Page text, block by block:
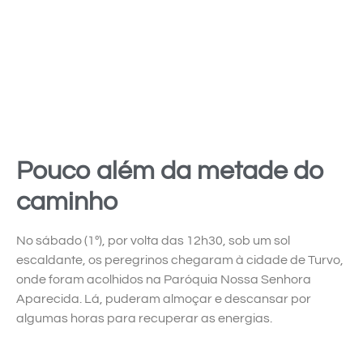
Pouco além da metade do
caminho
No sábado (1º), por volta das 12h30, sob um sol
escaldante, os peregrinos chegaram à cidade de Turvo,
onde foram acolhidos na Paróquia Nossa Senhora
Aparecida. Lá, puderam almoçar e descansar por
algumas horas para recuperar as energias.